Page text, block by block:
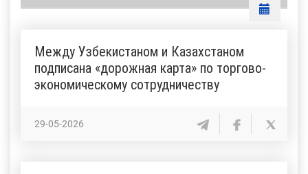
Между Узбекистаном и Казахстаном
подписана «дорожная карта» по торгово-
экономическому сотрудничеству
29-05-2026